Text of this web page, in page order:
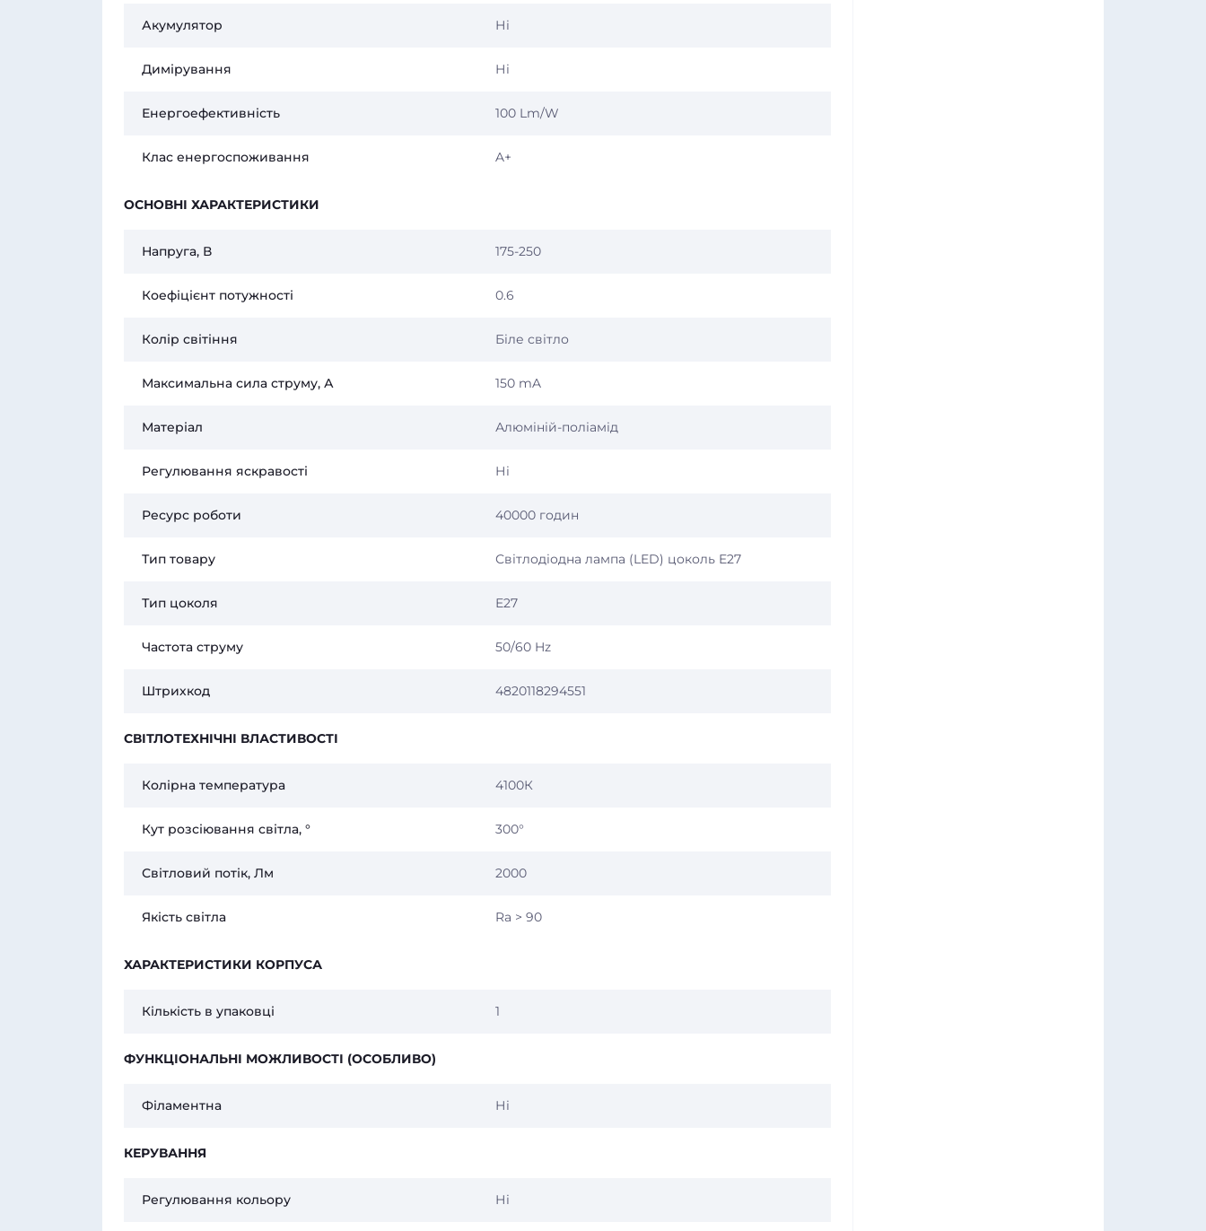
Акумулятор Ні
Димірування Ні
Енергоефективність 100 Lm/W
Клас енергоспоживання A+
ОСНОВНІ ХАРАКТЕРИСТИКИ
Напруга, В 175-250
Коефіцієнт потужності 0.6
Колір світіння Біле світло
Максимальна сила струму, А 150 mA
Матеріал Алюміній-поліамід
Регулювання яскравості Ні
Ресурс роботи 40000 годин
Тип товару Світлодіодна лампа (LED) цоколь E27
Тип цоколя Е27
Частота струму 50/60 Hz
Штрихкод 4820118294551
СВІТЛОТЕХНІЧНІ ВЛАСТИВОСТІ
Колірна температура 4100К
Кут розсіювання світла, ° 300°
Світловий потік, Лм 2000
Якість світла Ra > 90
ХАРАКТЕРИСТИКИ КОРПУСА
Кількість в упаковці 1
ФУНКЦІОНАЛЬНІ МОЖЛИВОСТІ (ОСОБЛИВО)
Філаментна Ні
КЕРУВАННЯ
Регулювання кольору Ні